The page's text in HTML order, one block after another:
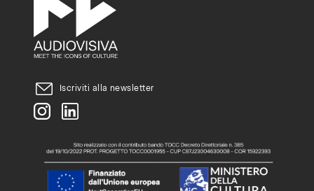
Iscriviti alla newsletter
abbonamento,
compila
form.